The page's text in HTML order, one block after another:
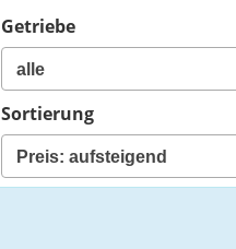
Getriebe
Sortierung